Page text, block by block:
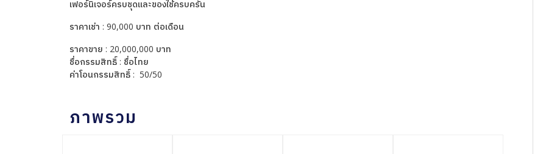
เฟอร์นิเจอร์ครบชุดและของใช้ครบครัน
ราคาเช่า : 90,000 บาท ต่อเดือน
ราคาขาย : 20,000,000 บาท
ชื่อกรรมสิทธิ์ : ชื่อไทย
ค่าโอนกรรมสิทธิ์ : 50/50
ภาพรวม